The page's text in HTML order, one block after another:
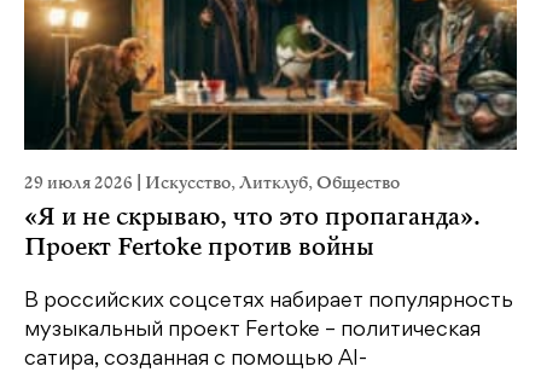
29 июля 2026 Искусство,Литклуб,Общество
«Я и не скрываю, что это пропаганда».
Проект Fertoke против войны
В российских соцсетях набирает популярность
музыкальный проект Fertoke – политическая
сатира, созданная с помощью AI-